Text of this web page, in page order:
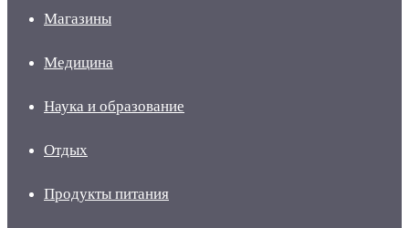
Магазины
Медицина
Наука и образование
Отдых
Продукты питания